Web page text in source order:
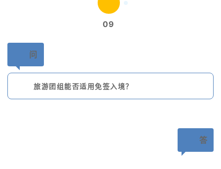
09
问
旅游团组能否适用免签入境？
答